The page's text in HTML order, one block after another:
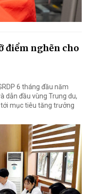
điểm nghẽn cho
6 tháng đầu năm
dẫn đầu vùng Trung du,
mục tiêu tăng trưởng